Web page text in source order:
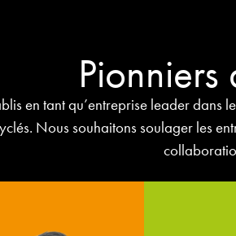
en tant qu’entreprise leader dans
Nous souhaitons soulager les